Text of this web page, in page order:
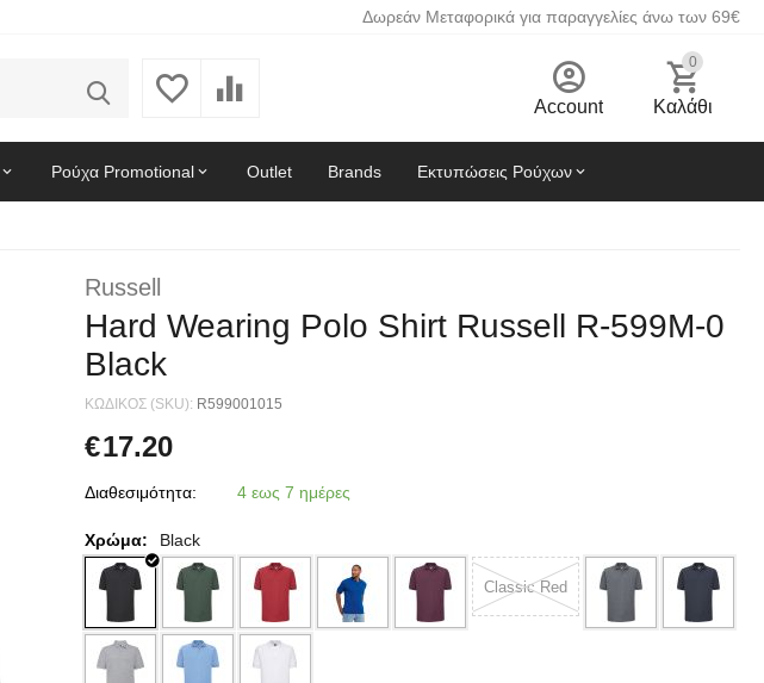
Δωρεάν Μεταφορικά για παραγγελίες άνω των 69€
Account
0
Καλάθι
Ρούχα Promotional Outlet Brands Εκτυπώσεις Ρούχων
Russell
Hard Wearing Polo Shirt Russell R-599M-0
Black
ΚΩΔΙΚΟΣ (SKU): R599001015
€17.20
Διαθεσιμότητα: 4 εως 7 ημέρες
Χρώμα: Black
Classic Red